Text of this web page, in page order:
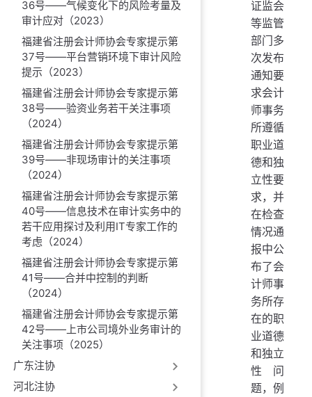
36号——气候变化下的风险考量及
审计应对（2023）
福建省注册会计师协会专家提示第
37号——平台营销环境下审计风险
提示（2023）
福建省注册会计师协会专家提示第
38号——验资业务若干关注事项
（2024）
福建省注册会计师协会专家提示第
39号——非现场审计的关注事项
（2024）
福建省注册会计师协会专家提示第
40号——信息技术在审计实务中的
若干应用探讨及利用IT专家工作的
考虑（2024）
福建省注册会计师协会专家提示第
41号——合并中控制的判断
（2024）
福建省注册会计师协会专家提示第
42号——上市公司境外业务审计的
关注事项（2025）
广东注协
河北注协
证监会
等监管
部门多
次发布
通知要
求会计
师事务
所遵循
职业道
德和独
立性要
求，并
在检查
情况通
报中公
布了会
计师事
务所存
在的职
业道德
和独立
性问
题，例